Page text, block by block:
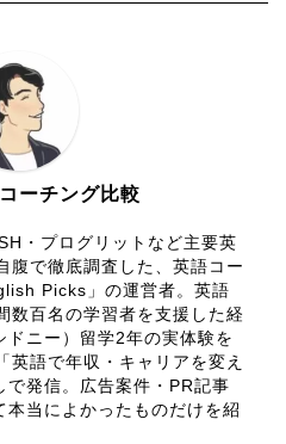
ーチング比較
・プログリットなど主要英
腹で徹底調査した、英語コー
Picks」の運営者。英語
数百名の学習者を支援した経
ニー）留学2年の実体験を
英語で年収・キャリアを変え
で発信。広告案件・PR記事
本当によかったものだけを紹